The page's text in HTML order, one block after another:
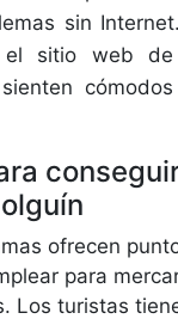
sin
el sitio web de
ofrecen
para
Los turistas